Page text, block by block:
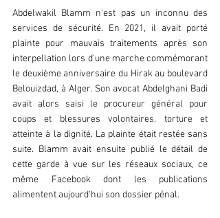
Abdelwakil Blamm n'est pas un inconnu des
services de sécurité. En 2021, il avait porté
plainte pour mauvais traitements après son
interpellation lors d'une marche commémorant
le deuxième anniversaire du Hirak au boulevard
Belouizdad, à Alger. Son avocat Abdelghani Badi
avait alors saisi le procureur général pour
coups et blessures volontaires, torture et
atteinte à la dignité. La plainte était restée sans
suite. Blamm avait ensuite publié le détail de
cette garde à vue sur les réseaux sociaux, ce
même Facebook dont les publications
alimentent aujourd'hui son dossier pénal.